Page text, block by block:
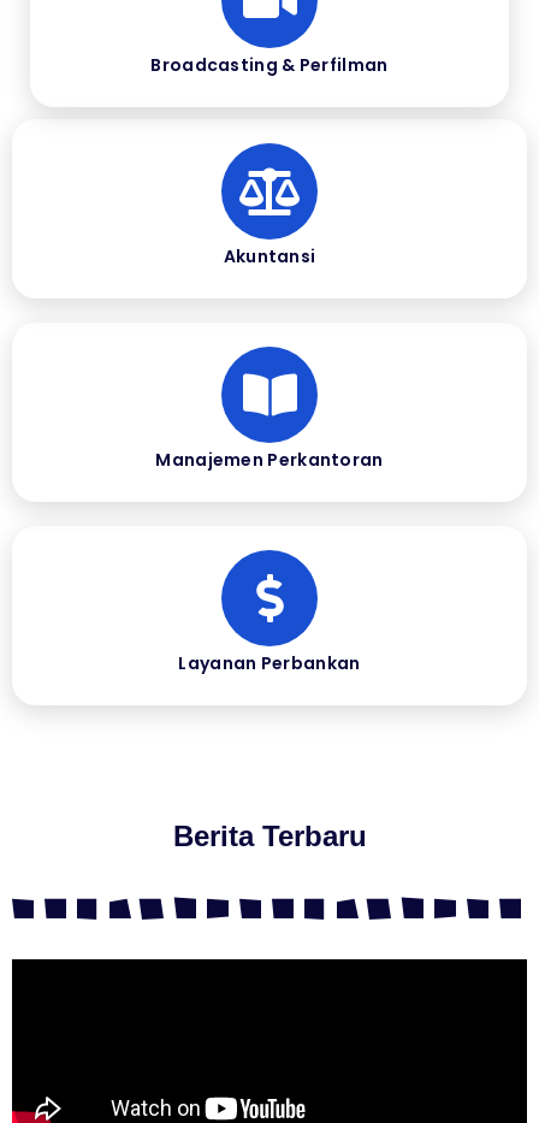
Broadcasting & Perfilman
Akuntansi
Manajemen Perkantoran
Layanan Perbankan
Berita Terbaru